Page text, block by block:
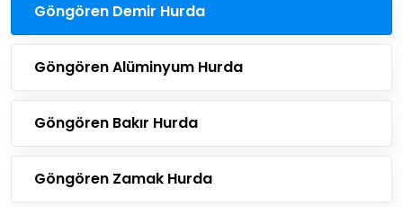
Göngören Demir Hurda
Göngören Alüminyum Hurda
Göngören Bakır Hurda
Göngören Zamak Hurda